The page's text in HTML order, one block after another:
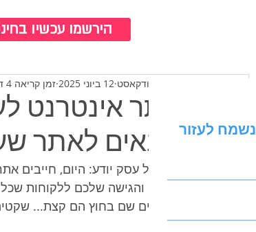
הירשמו עכשיו
הבאים לאתר
צוות ברודקאסט 12 ביוני 2025 זמן קריאה 4 דקות
כל בעל עסק יודע: היום, חייבים
לעולם והגישה שלכם ללקוחות
האתרים שם בחוץ הם קצת...
לעזור